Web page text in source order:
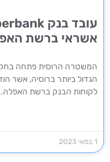
אשראי ברשת
לקוחות הבנק ברשת
1 במאי 2023